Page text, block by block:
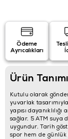
Ödeme
Ayrıcalıkları
Ürün Tanımı
Kutulu olarak
yuvarlak
yapısı
sağlar. 5 ATM suya
uygundur. Tarih
spor hem de